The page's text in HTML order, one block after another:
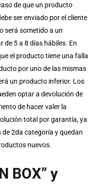
de que un producto
ser enviado por el cliente
será sometido a un
de 5 a 8 días hábiles. En
el producto tiene una falla
por uno de las mismas
un producto inferior. Los
optar a devolución de
de hacer valer la
total por garantía, ya
2da categoría y quedan
nuevos.
BOX” y